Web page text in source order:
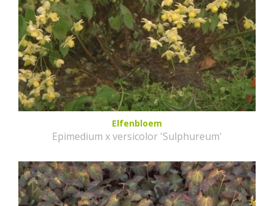
Elfenbloem
Epimedium x versicolor 'Sulphureum'